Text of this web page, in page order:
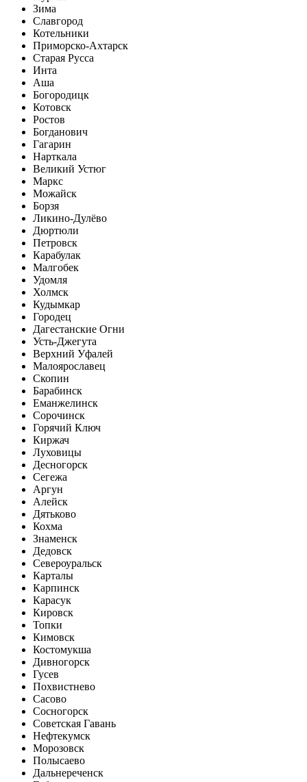
Зима
Славгород
Котельники
Приморско-Ахтарск
Старая Русса
Инта
Аша
Богородицк
Котовск
Ростов
Богданович
Гагарин
Нарткала
Великий Устюг
Маркс
Можайск
Борзя
Ликино-Дулёво
Дюртюли
Петровск
Карабулак
Малгобек
Удомля
Холмск
Кудымкар
Городец
Дагестанские Огни
Усть-Джегута
Верхний Уфалей
Малоярославец
Скопин
Барабинск
Еманжелинск
Сорочинск
Горячий Ключ
Киржач
Луховицы
Десногорск
Сегежа
Аргун
Алейск
Дятьково
Кохма
Знаменск
Дедовск
Североуральск
Карталы
Карпинск
Карасук
Кировск
Топки
Кимовск
Костомукша
Дивногорск
Гусев
Похвистнево
Сасово
Сосногорск
Советская Гавань
Нефтекумск
Морозовск
Полысаево
Дальнереченск